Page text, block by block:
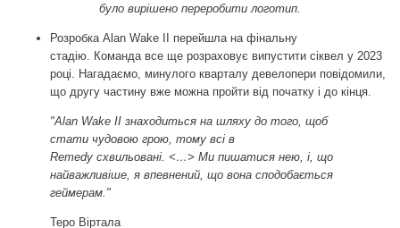
було вирішено переробити логотип.
Розробка Alan Wake II перейшла на фінальну
стадію. Команда все ще розраховує випустити сіквел у 2023
році. Нагадаємо, минулого кварталу девелопери повідомили,
що другу частину вже можна пройти від початку і до кінця.
"Alan Wake II знаходиться на шляху до того, щоб
стати чудовою грою, тому всі в
Remedy схвильовані. <…> Ми пишатися нею, і, що
найважливіше, я впевнений, що вона сподобається
геймерам."
Теро Віртала